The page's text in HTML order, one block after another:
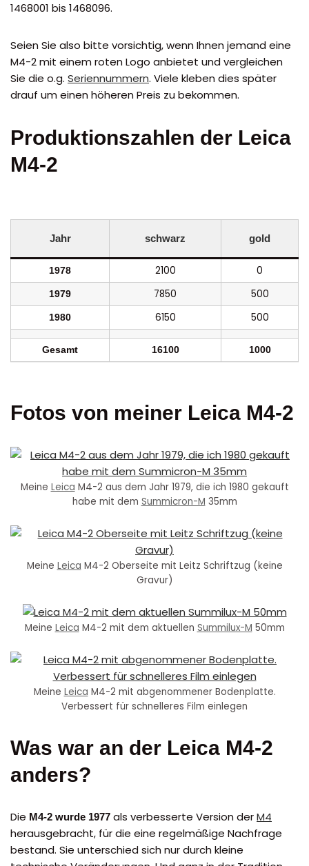
1468001 bis 1468096.
Seien Sie also bitte vorsichtig, wenn Ihnen jemand eine
M4-2 mit einem roten Logo anbietet und vergleichen
Sie die o.g. Seriennummern. Viele kleben dies später
drauf um einen höheren Preis zu bekommen.
Produktionszahlen der Leica
M4-2
Jahr schwarz gold
1978 2100 0
1979 7850 500
1980 6150 500
Gesamt 16100 1000
Fotos von meiner Leica M4-2
Meine Leica M4-2 aus dem Jahr 1979, die ich 1980 gekauft
habe mit dem Summicron-M 35mm
Meine Leica M4-2 Oberseite mit Leitz Schriftzug (keine
Gravur)
Meine Leica M4-2 mit dem aktuellen Summilux-M 50mm
Meine Leica M4-2 mit abgenommener Bodenplatte.
Verbessert für schnelleres Film einlegen
Was war an der Leica M4-2
anders?
Die M4-2 wurde 1977 als verbesserte Version derM4
herausgebracht, für die eine regelmäßige Nachfrage
bestand. Sie unterschied sich nur durch kleine